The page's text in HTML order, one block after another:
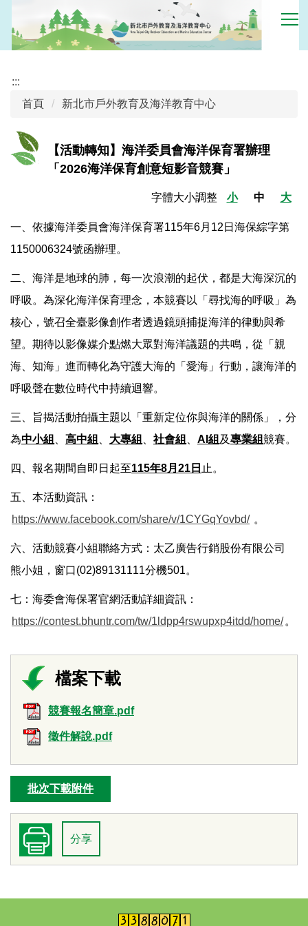
到
主
內
:::
首頁
新北市戶外教育及海洋教育中心
【活動轉知】海洋委員會海洋保育署辦理
「2026海洋保育創意短影音競賽」
字體大小調整 小 中 大
一、依據海洋委員會海洋保育署115年6月12日海保綜字第
1150006324號函辦理。
二、海洋是地球的肺，每一次浪潮的起伏，都是大海深沉的
呼吸。為深化海洋保育理念，本競賽以「尋找海的呼吸」為
核心，號召全臺影像創作者透過鏡頭捕捉海洋的律動與希
望。期待以影像媒介點燃大眾對海洋議題的共鳴，從「親
海、知海」進而轉化為守護大海的「愛海」行動，讓海洋的
呼吸聲在數位時代中持續迴響。
三、旨揭活動拍攝主題以「重新定位你與海洋的關係」，分
為中小組 高中組 大專組 社會組 AI組 及專業組競賽。
四、報名期間自即日起至115年8月21日 止。
五、本活動資訊：
https://www.facebook.com/share/v/1CYGqYovbd/ 。
六、活動競賽小組聯絡方式：太乙廣告行銷股份有限公司
熊小姐，窗口(02)89131111分機501。
七：海委會海保署官網活動詳細資訊：
https://contest.bhuntr.com/tw/1ldpp4rswupxp4itdd/home/ 。
競賽報名簡章.pdf
徵件解說.pdf
批次下載附件
分享